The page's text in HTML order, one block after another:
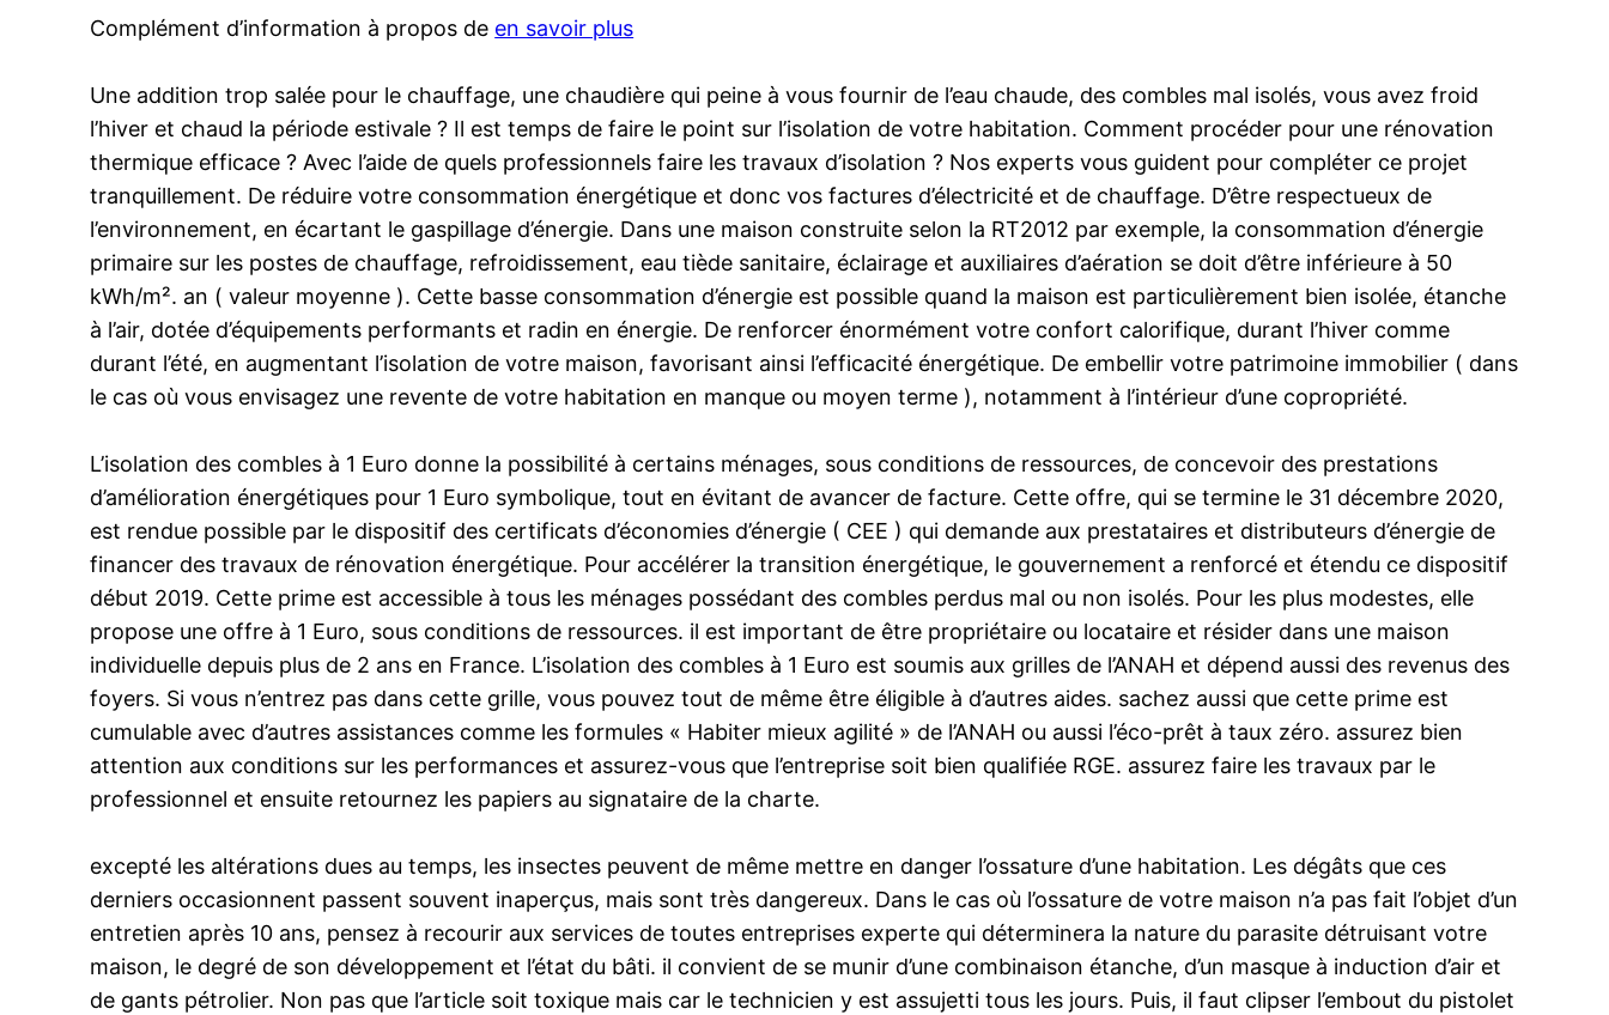
Complément d’information à propos de en savoir plus
Une addition trop salée pour le chauffage, une chaudière qui peine à vous fournir de l’eau chaude, des combles mal isolés, vous avez froid
l’hiver et chaud la période estivale ? Il est temps de faire le point sur l’isolation de votre habitation. Comment procéder pour une rénovation
thermique efficace ? Avec l’aide de quels professionnels faire les travaux d’isolation ? Nos experts vous guident pour compléter ce projet
tranquillement. De réduire votre consommation énergétique et donc vos factures d’électricité et de chauffage. D’être respectueux de
l’environnement, en écartant le gaspillage d’énergie. Dans une maison construite selon la RT2012 par exemple, la consommation d’énergie
primaire sur les postes de chauffage, refroidissement, eau tiède sanitaire, éclairage et auxiliaires d’aération se doit d’être inférieure à 50
kWh/m². an ( valeur moyenne ). Cette basse consommation d’énergie est possible quand la maison est particulièrement bien isolée, étanche
à l’air, dotée d’équipements performants et radin en énergie. De renforcer énormément votre confort calorifique, durant l’hiver comme
durant l’été, en augmentant l’isolation de votre maison, favorisant ainsi l’efficacité énergétique. De embellir votre patrimoine immobilier ( dans
le cas où vous envisagez une revente de votre habitation en manque ou moyen terme ), notamment à l’intérieur d’une copropriété.
L’isolation des combles à 1 Euro donne la possibilité à certains ménages, sous conditions de ressources, de concevoir des prestations
d’amélioration énergétiques pour 1 Euro symbolique, tout en évitant de avancer de facture. Cette offre, qui se termine le 31 décembre 2020,
est rendue possible par le dispositif des certificats d’économies d’énergie ( CEE ) qui demande aux prestataires et distributeurs d’énergie de
financer des travaux de rénovation énergétique. Pour accélérer la transition énergétique, le gouvernement a renforcé et étendu ce dispositif
début 2019. Cette prime est accessible à tous les ménages possédant des combles perdus mal ou non isolés. Pour les plus modestes, elle
propose une offre à 1 Euro, sous conditions de ressources. il est important de être propriétaire ou locataire et résider dans une maison
individuelle depuis plus de 2 ans en France. L’isolation des combles à 1 Euro est soumis aux grilles de l’ANAH et dépend aussi des revenus des
foyers. Si vous n’entrez pas dans cette grille, vous pouvez tout de même être éligible à d’autres aides. sachez aussi que cette prime est
cumulable avec d’autres assistances comme les formules « Habiter mieux agilité » de l’ANAH ou aussi l’éco-prêt à taux zéro. assurez bien
attention aux conditions sur les performances et assurez-vous que l’entreprise soit bien qualifiée RGE. assurez faire les travaux par le
professionnel et ensuite retournez les papiers au signataire de la charte.
excepté les altérations dues au temps, les insectes peuvent de même mettre en danger l’ossature d’une habitation. Les dégâts que ces
derniers occasionnent passent souvent inaperçus, mais sont très dangereux. Dans le cas où l’ossature de votre maison n’a pas fait l’objet d’un
entretien après 10 ans, pensez à recourir aux services de toutes entreprises experte qui déterminera la nature du parasite détruisant votre
maison, le degré de son développement et l’état du bâti. il convient de se munir d’une combinaison étanche, d’un masque à induction d’air et
de gants pétrolier. Non pas que l’article soit toxique mais car le technicien y est assujetti tous les jours. Puis, il faut clipser l’embout du pistolet